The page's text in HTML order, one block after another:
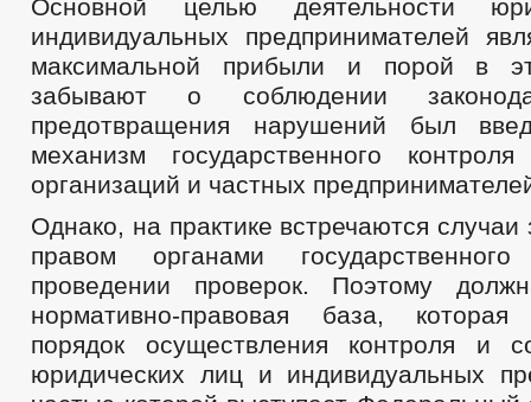
Основной целью деятельности
индивидуальных предпринимателей
максимальной прибыли и порой в
забывают о соблюдении
предотвращения нарушений был
механизм государственного
организаций и частных
Однако, на практике встречаются случаи
правом органами
проведении проверок. Поэтому
нормативно-правовая база, которая
порядок осуществления контроля и
юридических лиц и индивидуальных